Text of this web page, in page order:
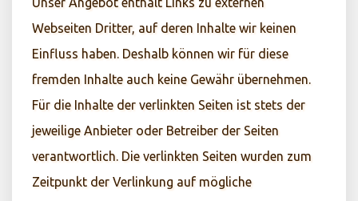
Webseiten Dritter, auf deren Inhalte wir keinen
Einfluss haben. Deshalb können wir für diese
fremden Inhalte auch keine Gewähr übernehmen.
Für die Inhalte der verlinkten Seiten ist stets der
jeweilige Anbieter oder Betreiber der Seiten
verantwortlich. Die verlinkten Seiten wurden zum
Zeitpunkt der Verlinkung auf mögliche